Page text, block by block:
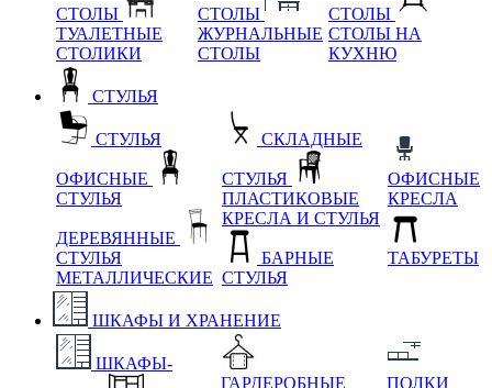
СТОЛЫ
ТУАЛЕТНЫЕ
СТОЛИКИ
СТОЛЫ
ЖУРНАЛЬНЫЕ
СТОЛЫ
СТОЛЫ
СТОЛЫ НА
КУХНЮ
СТУЛЬЯ
СТУЛЬЯ
ОФИСНЫЕ
СТУЛЬЯ
ДЕРЕВЯННЫЕ
СТУЛЬЯ
МЕТАЛЛИЧЕСКИЕ
СКЛАДНЫЕ
СТУЛЬЯ
ПЛАСТИКОВЫЕ
КРЕСЛА И СТУЛЬЯ
БАРНЫЕ
СТУЛЬЯ
ОФИСНЫЕ
КРЕСЛА
ТАБУРЕТЫ
ШКАФЫ И ХРАНЕНИЕ
ШКАФЫ-
ГАРДЕРОБНЫЕ
ПОЛКИ